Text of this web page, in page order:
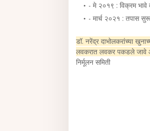
- मे २०१९ : विक्रम
- मार्च २०२१ : तपास
डॉ. नरेंद्र दाभोलकरांच्या
लवकरात लवकर पकडले जावे
निर्मूलन समिती